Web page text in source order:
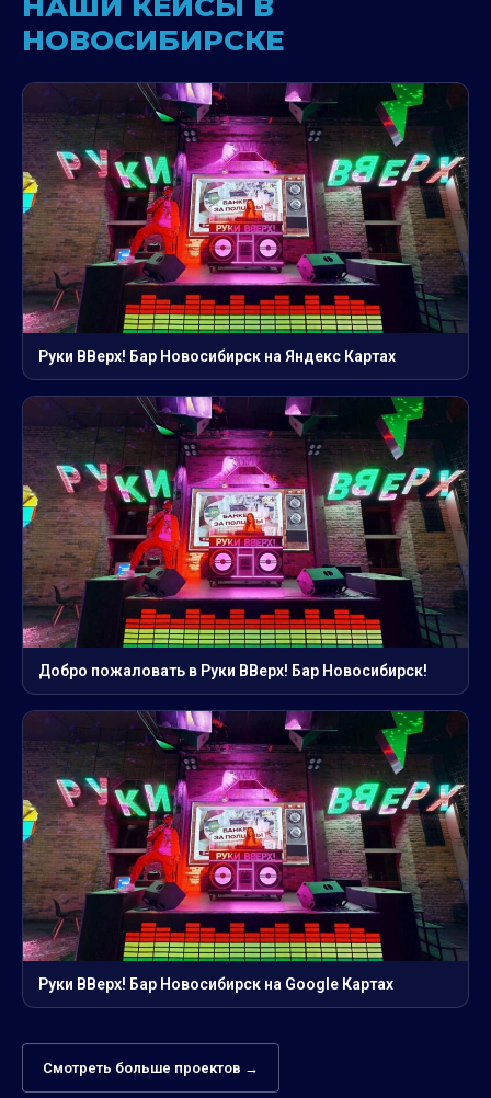
НОВОСИБИРСКЕ
Руки ВВерх! Бар Новосибирск на Яндекс Картах
Добро пожаловать в Руки ВВерх! Бар Новосибирск!
Руки ВВерх! Бар Новосибирск на Google Картах
Смотреть больше проектов →